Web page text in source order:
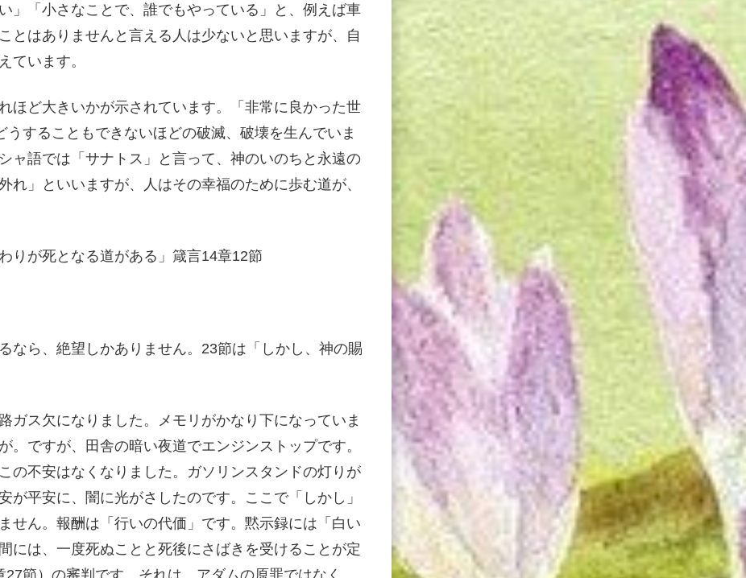
」「小さなことで、誰でもやっている」と、例えば車
とはありませんと言える人は少ないと思いますが、自
ています。
ほど大きいかが示されています。「非常に良かった世
することもできないほどの破滅、破壊を生んでいま
ャ語では「サナトス」と言って、神のいのちと永遠の
」といいますが、人はその幸福のために歩む道が、
りが死となる道がある」箴言14章12節
なら、絶望しかありません。23節は「しかし、神の賜
ガス欠になりました。メモリがかなり下になっていま
。ですが、田舎の暗い夜道でエンジンストップです。
の不安はなくなりました。ガソリンスタンドの灯りが
が平安に、闇に光がさしたのです。ここで「しかし」
せん。報酬は「行いの代価」です。黙示録には「白い
には、一度死ぬことと死後にさばきを受けることが定
節）の審判です。それは、アダムの原罪ではなく、